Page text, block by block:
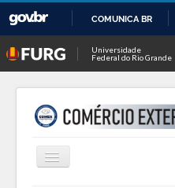
COMUNICA BR
Universidade
Federal do Rio Grande
Alternar
Navegação